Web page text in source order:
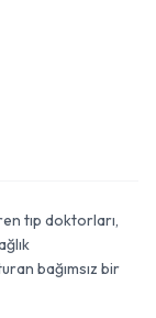
tıp doktorları,
bağımsız bir